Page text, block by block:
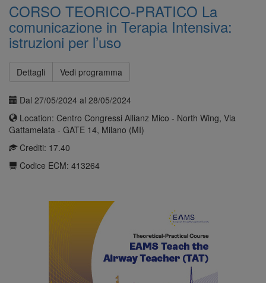
CORSO TEORICO-PRATICO La
comunicazione in Terapia Intensiva:
istruzioni per l’uso
Dettagli Vedi programma
Dal 27/05/2024 al 28/05/2024
Location: Centro Congressi Allianz Mico - North Wing, Via
Gattamelata - GATE 14, Milano (MI)
Crediti: 17.40
Codice ECM: 413264